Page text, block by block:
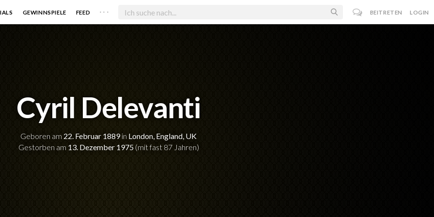
GEWINNSPIELE FEED . . . BEITRETEN LOGIN
Cyril Delevanti
Geboren am 22. Februar 1889in London, England, UK
Gestorben am 13. Dezember 1975(mit fast 87 Jahren)